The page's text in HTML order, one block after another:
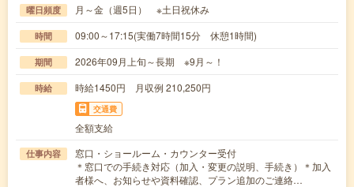
曜日頻度 月～金（週5日） ※土日祝休み
時間 09:00～17:15(実働7時間15分 休憩1時間)
期間 2026年09月上旬～長期 ※9月～！
時給 時給1450円 月収例 210,250円
交通費
全額支給
仕事内容
窓口・ショールーム・カウンター受付
＊窓口での手続き対応（加入・変更の説明、手続き）＊加入
者様へ、お知らせや資料確認、プラン追加のご連絡…